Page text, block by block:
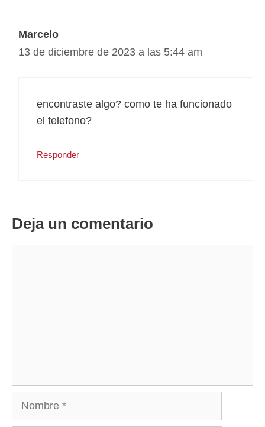
Marcelo
13 de diciembre de 2023 a las 5:44 am
encontraste algo? como te ha funcionado
el telefono?
Responder
Deja un comentario
Nombre